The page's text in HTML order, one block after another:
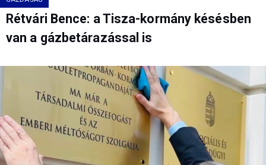
Rétvári Bence: a Tisza-kormány késésben
van a gázbetárazással is